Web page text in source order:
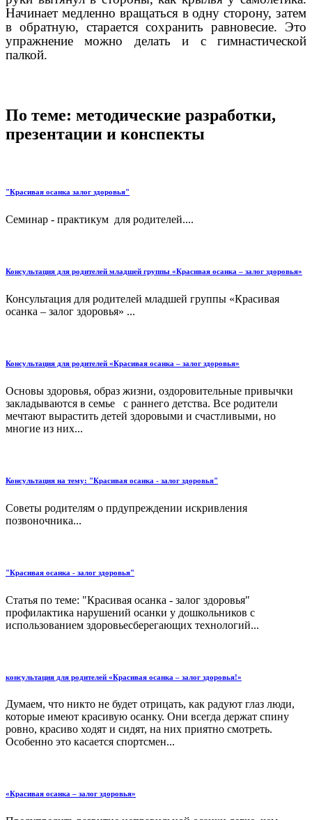
Начинает медленно вращаться в одну сторону, затем
в обратную, старается сохранить равновесие. Это
упражнение можно делать и с гимнастической
палкой.
По теме: методические разработки,
презентации и конспекты
"Красивая осанка залог здоровья"
Семинар - практикум для родителей....
Консультация для родителей младшей группы «Красивая осанка – залог здоровья»
Консультация для родителей младшей группы «Красивая
осанка – залог здоровья» ...
Консультация для родителей «Красивая осанка – залог здоровья»
Основы здоровья, образ жизни, оздоровительные привычки
закладываются в семье с раннего детства. Все родители
мечтают вырастить детей здоровыми и счастливыми, но
многие из них...
Консультация на тему: "Красивая осанка - залог здоровья"
Советы родителям о прдупреждении искривления
позвоночника...
"Красивая осанка - залог здоровья"
Статья по теме: "Красивая осанка - залог здоровья"
профилактика нарушений осанки у дошкольников с
использованием здоровьесберегающих технологий...
консультация для родителей «Красивая осанка – залог здоровья!»
Думаем, что никто не будет отрицать, как радуют глаз люди,
которые имеют красивую осанку. Они всегда держат спину
ровно, красиво ходят и сидят, на них приятно смотреть.
Особенно это касается спортсмен...
«Красивая осанка – залог здоровья»